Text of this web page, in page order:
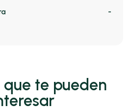
-
que te pueden